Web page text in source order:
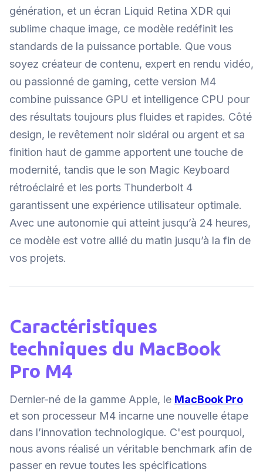
génération, et un écran Liquid Retina XDR qui
sublime chaque image, ce modèle redéfinit les
standards de la puissance portable. Que vous
soyez créateur de contenu, expert en rendu vidéo,
ou passionné de gaming, cette version M4
combine puissance GPU et intelligence CPU pour
des résultats toujours plus fluides et rapides. Côté
design, le revêtement noir sidéral ou argent et sa
finition haut de gamme apportent une touche de
modernité, tandis que le son Magic Keyboard
rétroéclairé et les ports Thunderbolt 4
garantissent une expérience utilisateur optimale.
Avec une autonomie qui atteint jusqu’à 24 heures,
ce modèle est votre allié du matin jusqu’à la fin de
vos projets.
Caractéristiques
techniques du MacBook
Pro M4
Dernier-né de la gamme Apple, le MacBook Pro
et son processeur M4 incarne une nouvelle étape
dans l’innovation technologique. C'est pourquoi,
nous avons réalisé un véritable benchmark afin de
passer en revue toutes les spécifications